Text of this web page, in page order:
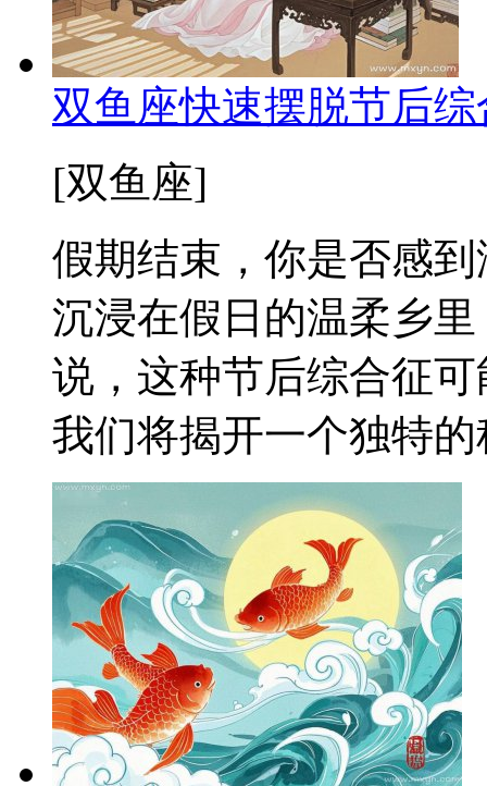
双鱼座快速摆脱节后
[双鱼座]
假期结束，你是否感
沉浸在假日的温柔乡
说，这种节后综合征
我们将揭开一个独特